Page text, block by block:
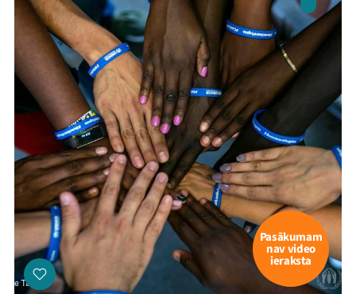
Pasākumam
nav video
ieraksta